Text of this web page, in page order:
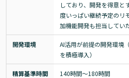
しており、開発を得意と
度いっぱい継続予定のリ
加機能開発も担当してい
開発環境
AI活用が前提の開発環境
を積極導入）
精算基準時間 140時間〜180時間